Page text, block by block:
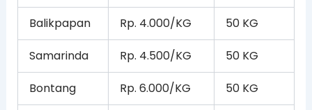
Balikpapan Rp. 4.000/KG 50 KG
Samarinda Rp. 4.500/KG 50 KG
Bontang Rp. 6.000/KG 50 KG